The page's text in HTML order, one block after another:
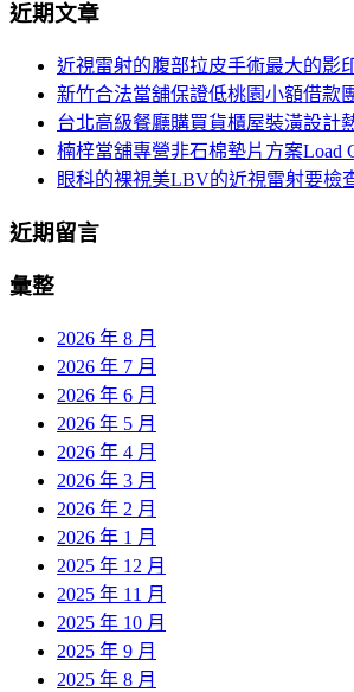
導
關
近期文章
近視雷射的腹部拉皮手術最大的影
新竹合法當舖保證低桃園小額借款
台北高級餐廳購買貨櫃屋裝潢設計
楠梓當舖專營非石棉墊片方案Load
眼科的裸視美LBV的近視雷射要檢
近期留言
彙整
2026 年 8 月
2026 年 7 月
2026 年 6 月
2026 年 5 月
2026 年 4 月
2026 年 3 月
2026 年 2 月
2026 年 1 月
2025 年 12 月
2025 年 11 月
2025 年 10 月
2025 年 9 月
2025 年 8 月